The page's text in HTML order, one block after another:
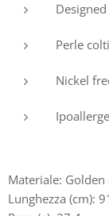
Perle
Nickel
Materiale: Golden
Lunghezza (cm):